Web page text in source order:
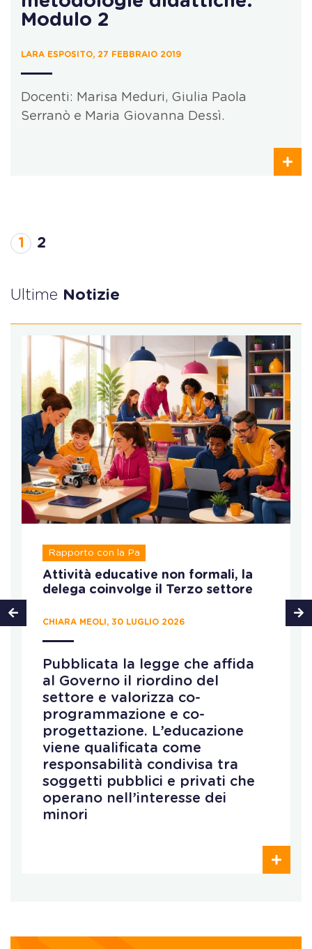
Modulo 2
LARA ESPOSITO, 27 FEBBRAIO 2019
Docenti: Marisa Meduri, Giulia Paola
Serranò e Maria Giovanna Dessì.
1 2
Ultime Notizie
Rapporto con la Pa
Attività educative non formali, la
delega coinvolge il Terzo settore
CHIARA MEOLI, 30 LUGLIO 2026
Pubblicata la legge che affida
al Governo il riordino del
settore e valorizza co-
programmazione e co-
progettazione. L’educazione
viene qualificata come
responsabilità condivisa tra
soggetti pubblici e privati che
operano nell’interesse dei
minori